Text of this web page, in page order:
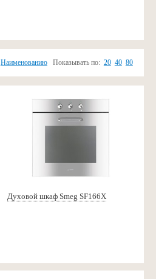
Наименованию Показывать по: 20 40 80
Духовой шкаф Smeg SF166X